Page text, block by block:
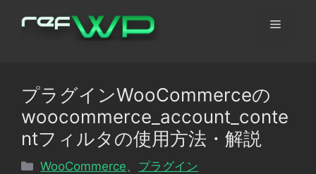
メ
プラグインWooCommerceの
woocommerce_account_conte
ntフィルタの使用方法・解説
カ
WooCommerce プラグイン